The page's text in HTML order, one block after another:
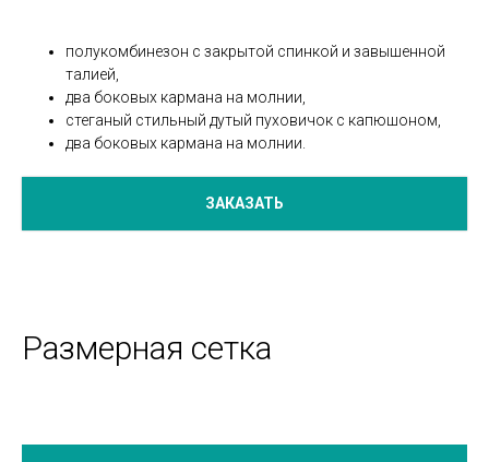
полукомбинезон с закрытой спинкой и завышенной
талией,
два боковых кармана на молнии,
стеганый стильный дутый пуховичок с капюшоном,
два боковых кармана на молнии.
ЗАКАЗАТЬ
Размерная сетка